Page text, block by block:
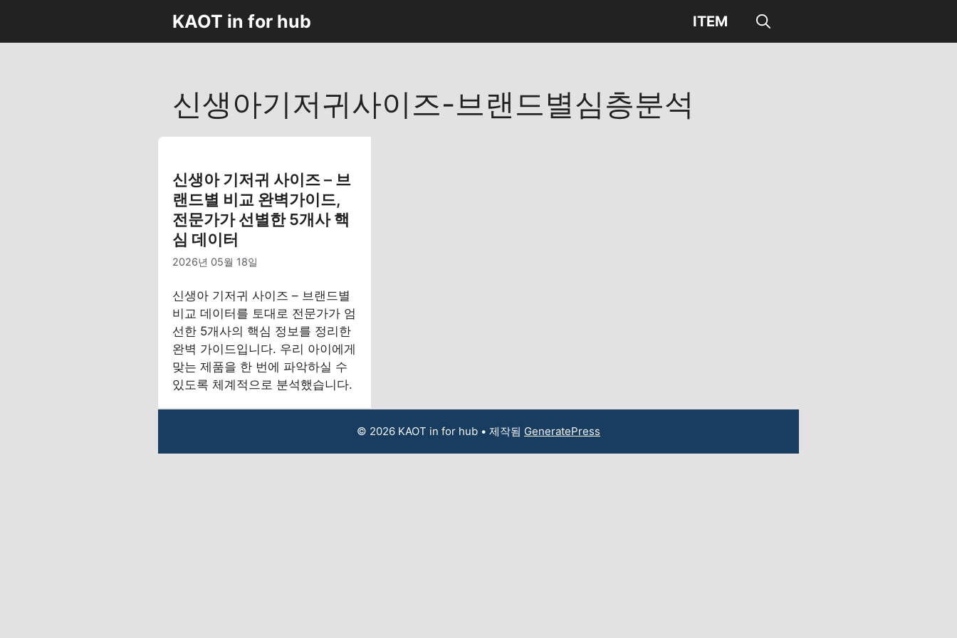
츠
KAOT in for hub ITEM
신생아기저귀사이즈-브랜드별심층분석
신생아 기저귀 사이즈 – 브
랜드별 비교 완벽가이드,
전문가가 선별한 5개사 핵
심 데이터
2026년 05월 18일
신생아 기저귀 사이즈 – 브랜드별
비교 데이터를 토대로 전문가가 엄
선한 5개사의 핵심 정보를 정리한
완벽 가이드입니다. 우리 아이에게
맞는 제품을 한 번에 파악하실 수
있도록 체계적으로 분석했습니다.
© 2026 KAOT in for hub • 제작됨 GeneratePress